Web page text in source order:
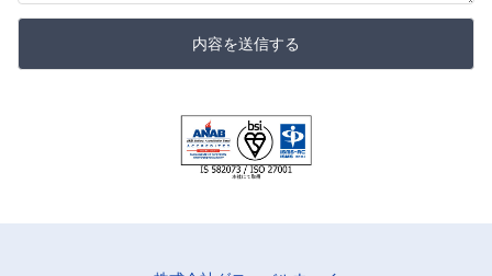
内容を送信する